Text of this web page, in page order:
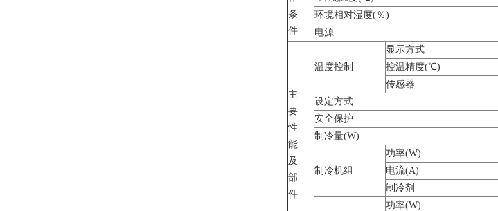
条
件
环境相对湿度(％)
电源
主
要
性
能
及
部
件
温度控制
显示方式
控温精度(℃)
传感器
设定方式
安全保护
制冷量(W)
制冷机组
功率(W)
电流(A)
制冷剂
功率(W)